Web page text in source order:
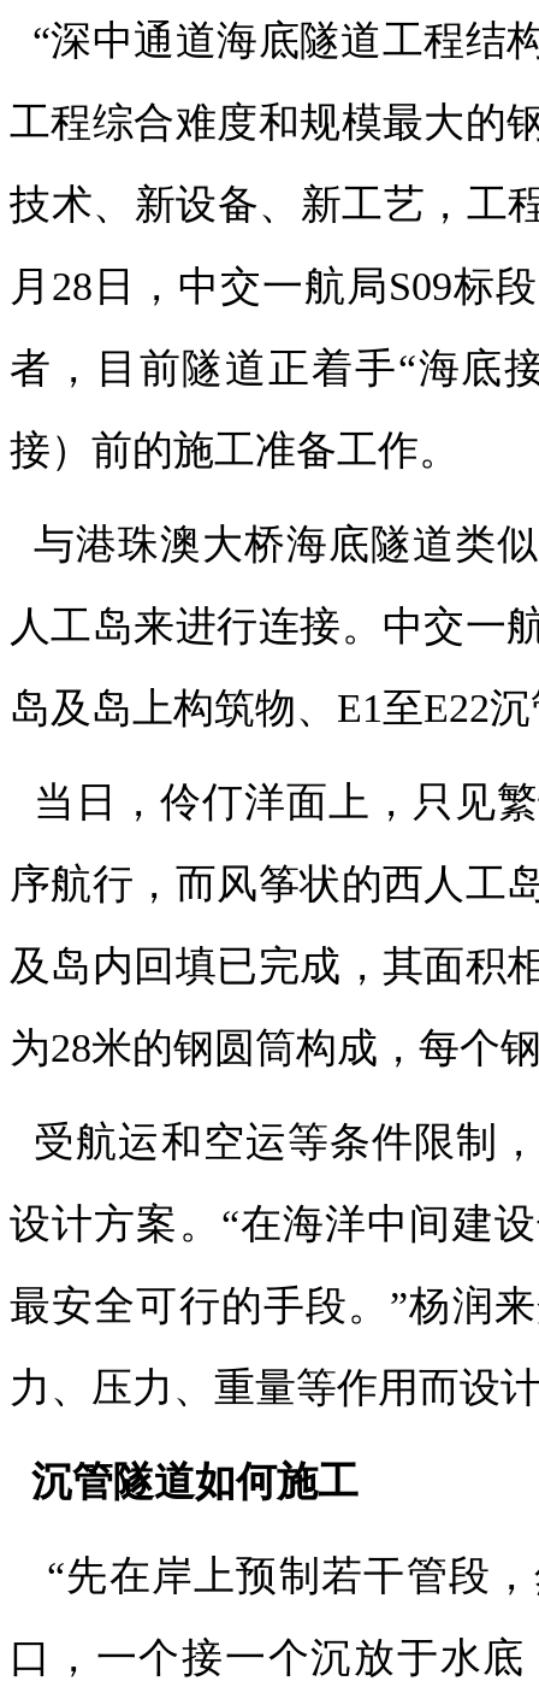
“深中通道海底隧道工程结
工程综合难度和规模最大的
技术、新设备、新工艺，工
月28日，中交一航局S09标
者，目前隧道正着手“海底
接）前的施工准备工作。
与港珠澳大桥海底隧道类
人工岛来进行连接。中交一
岛及岛上构筑物、E1至E22
当日，伶仃洋面上，只见
序航行，而风筝状的西人工
及岛内回填已完成，其面积
为28米的钢圆筒构成，每个
受航运和空运等条件限制
设计方案。“在海洋中间建
最安全可行的手段。”杨润
力、压力、重量等作用而设
沉管隧道如何施工
“先在岸上预制若干管段
口，一个接一个沉放于水